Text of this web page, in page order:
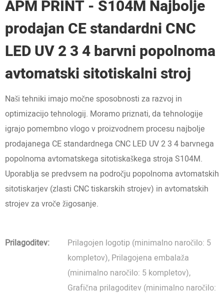
APM PRINT - S104M Najbolje
prodajan CE standardni CNC
LED UV 2 3 4 barvni popolnoma
avtomatski sitotiskalni stroj
Naši tehniki imajo močne sposobnosti za razvoj in
optimizacijo tehnologij. Moramo priznati, da tehnologije
igrajo pomembno vlogo v proizvodnem procesu najbolje
prodajanega CE standardnega CNC LED UV 2 3 4 barvnega
popolnoma avtomatskega sitotiskaškega stroja S104M.
Uporablja se predvsem na področju popolnoma avtomatskih
sitotiskarjev (zlasti CNC tiskarskih strojev) in avtomatskih
strojev za vroče žigosanje.
Prilagoditev:
Prilagojen logotip (minimalno naročilo: 5
kompletov), ​​Prilagojena embalaža
(minimalno naročilo: 5 kompletov), ​​
Grafična prilagoditev (minimalno naročilo: